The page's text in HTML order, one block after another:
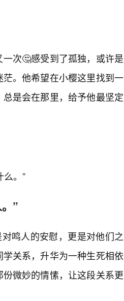
次🤔感受到了孤独，或许是
。他希望在小樱这里找到一
是会在那里，给予他最坚定
。”
”
鸣人的安慰，更是对他们之
关系，升华为一种生死相依
微妙的情愫，让这段关系更